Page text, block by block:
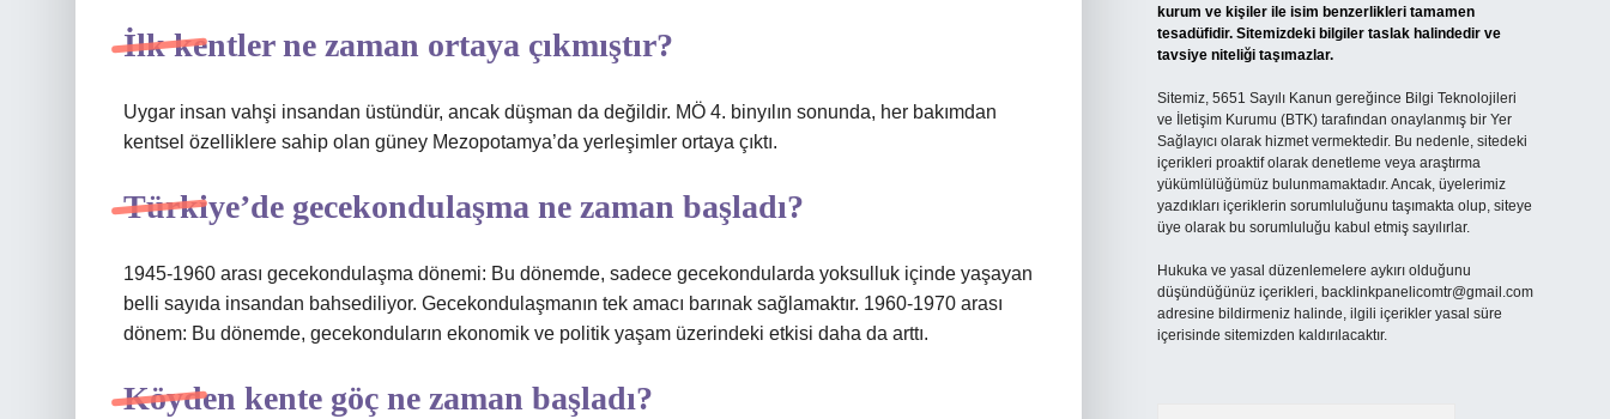
İlk kentler ne zaman ortaya çıkmıştır?
Uygar insan vahşi insandan üstündür, ancak düşman da değildir. MÖ 4. binyılın sonunda, her bakımdan
kentsel özelliklere sahip olan güney Mezopotamya’da yerleşimler ortaya çıktı.
Türkiye’de gecekondulaşma ne zaman başladı?
1945-1960 arası gecekondulaşma dönemi: Bu dönemde, sadece gecekondularda yoksulluk içinde yaşayan
belli sayıda insandan bahsediliyor. Gecekondulaşmanın tek amacı barınak sağlamaktır. 1960-1970 arası
dönem: Bu dönemde, gecekonduların ekonomik ve politik yaşam üzerindeki etkisi daha da arttı.
Köyden kente göç ne zaman başladı?
kurum ve kişiler ile isim benzerlikleri tamamen
tesadüfidir. Sitemizdeki bilgiler taslak halindedir ve
tavsiye niteliği taşımazlar.
Sitemiz, 5651 Sayılı Kanun gereğince Bilgi Teknolojileri
ve İletişim Kurumu (BTK) tarafından onaylanmış bir Yer
Sağlayıcı olarak hizmet vermektedir. Bu nedenle, sitedeki
içerikleri proaktif olarak denetleme veya araştırma
yükümlülüğümüz bulunmamaktadır. Ancak, üyelerimiz
yazdıkları içeriklerin sorumluluğunu taşımakta olup, siteye
üye olarak bu sorumluluğu kabul etmiş sayılırlar.
Hukuka ve yasal düzenlemelere aykırı olduğunu
düşündüğünüz içerikleri, backlinkpanelicomtr@gmail.com
adresine bildirmeniz halinde, ilgili içerikler yasal süre
içerisinde sitemizden kaldırılacaktır.